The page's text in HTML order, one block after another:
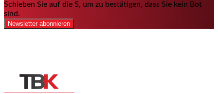
Schieben Sie auf die 5, um zu bestätigen, dass Sie kein Bot
sind.
Newsletter abonnieren